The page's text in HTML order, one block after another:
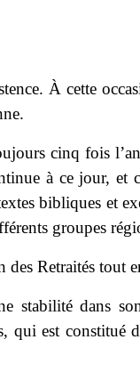
À cette
cinq fois
à ce jour, et
bibliques et
groupes
des Retraités
stabilité dans
est